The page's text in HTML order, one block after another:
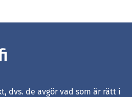
dvs. de avgör vad som är rätt i